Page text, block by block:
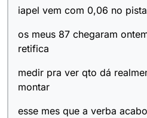
iapel vem com 0,06 no
os meus 87 chegaram
retifica
medir pra ver qto dá
montar
esse mes que a verba